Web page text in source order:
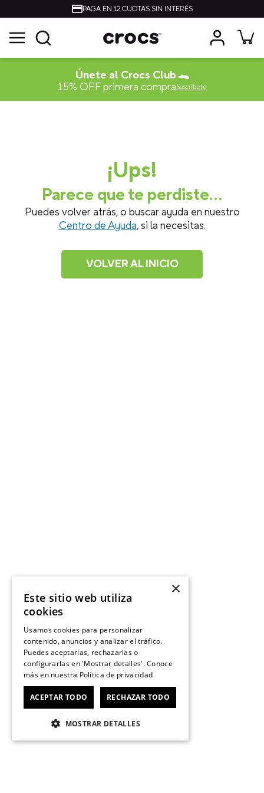
PAGA EN 12 CUOTAS SIN INTERÉS
Únete al Crocs Club 🐊
15% OFF primera compraSuscríbete
¡Ups!
Parece que te perdiste...
Puedes volver atrás, o buscar ayuda en nuestro
Centro de Ayuda, si la necesitas.
VOLVER AL INICIO
×
Este sitio web utiliza
cookies
Usamos cookies para personalizar
contenido, anuncios y analizar el tráfico.
Puedes aceptarlas, rechazarlas o
configurarlas en 'Mostrar detalles'. Conoce
más en nuestra Política de privacidad
ACEPTAR TODO RECHAZAR TODO
MOSTRAR DETALLES